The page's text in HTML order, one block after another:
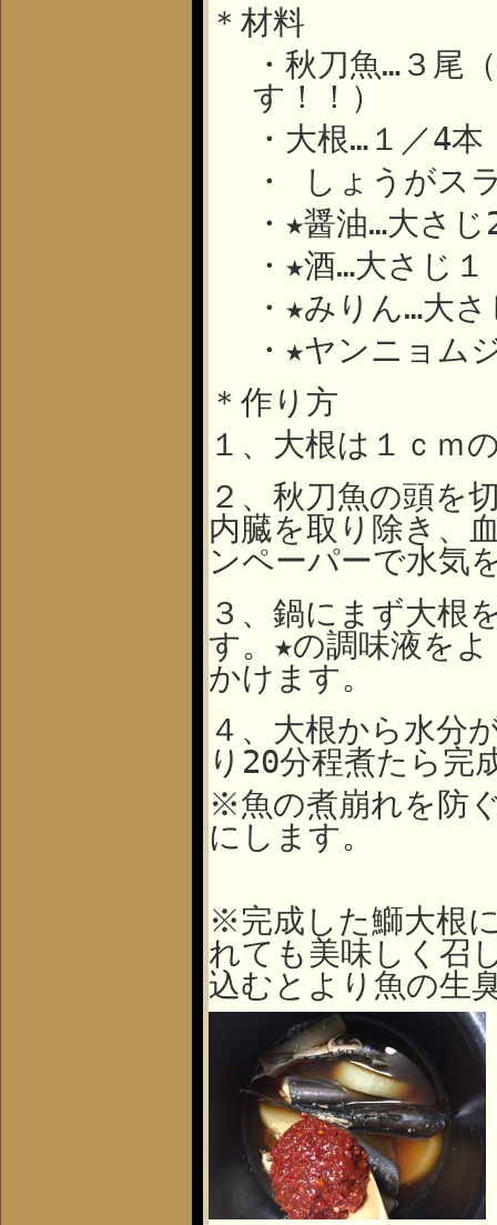
＊材料
・秋刀魚…３尾
す！！）
・大根…１／4本
・
しょうがス
・★醤油…大さじ
・★酒…大さじ１
・★みりん…大
・★ヤンニョム
＊作り方
１、大根は１ｃｍ
２、秋刀魚の頭を
内臓を取り除き、
ンペーパーで水気
３、鍋にまず大根
す。 ★の調味液を
かけます。
４、大根から水分
り 20分程煮たら完
※魚の煮崩れを防
にします。
※完成した鰤大根
れても美味しく召
込むとより魚の生